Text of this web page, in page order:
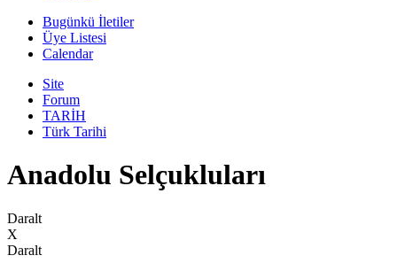
Bugünkü İletiler
Üye Listesi
Calendar
Site
Forum
TARİH
Türk Tarihi
Anadolu Selçukluları
Daralt
X
Daralt